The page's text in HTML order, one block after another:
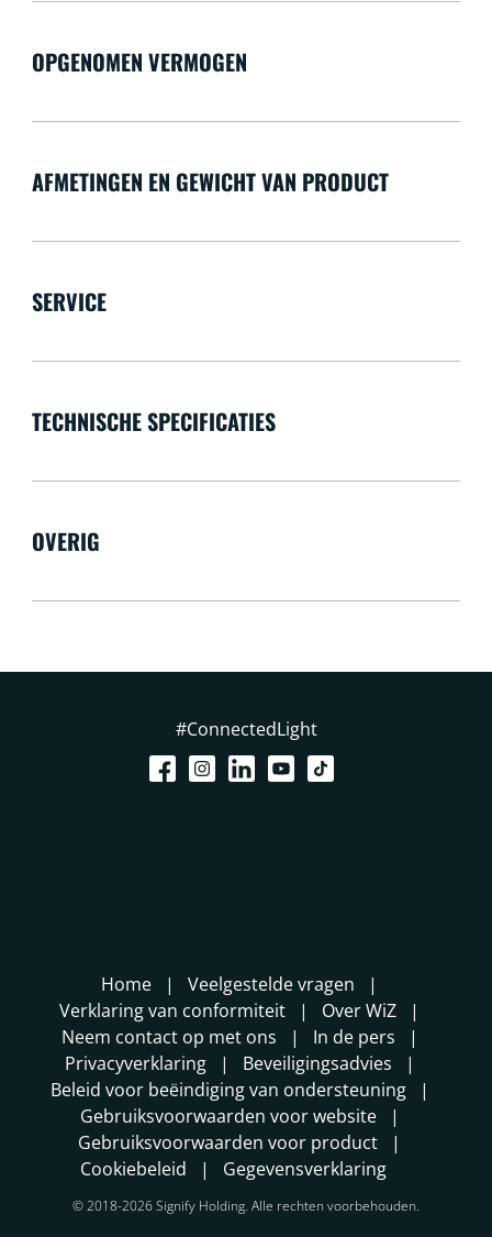
OPGENOMEN VERMOGEN
AFMETINGEN EN GEWICHT VAN PRODUCT
SERVICE
TECHNISCHE SPECIFICATIES
OVERIG
#ConnectedLight
Home
Veelgestelde vragen
Verklaring van conformiteit
Over WiZ
Neem contact op met ons
In de pers
Privacyverklaring
Beveiligingsadvies
Beleid voor beëindiging van ondersteuning
Gebruiksvoorwaarden voor website
Gebruiksvoorwaarden voor product
Cookiebeleid
Gegevensverklaring
© 2018-2026 Signify Holding. Alle rechten voorbehouden.